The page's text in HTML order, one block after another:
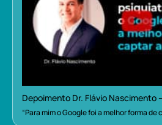
Depoimento Dr. Flávio Nascimento
“Para mim o Google foi a melhor forma